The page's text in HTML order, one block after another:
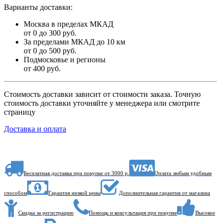
Варианты доставки:
Москва в пределах МКАД
от 0 до 300 руб.
За пределами МКАД до 10 км
от 0 до 500 руб.
Подмосковье и регионы
от 400 руб.
Стоимость доставки зависит от стоимости заказа. Точную
стоимость доставки уточняйте у менеджера или смотрите
страницу
Доставка и оплата
Бесплатная доставка при покупке от 3000 р. Оплата любым удобным
способом Гарантия низкой цены Дополнительная гарантия от магазина
Скидка за регистрацию Помощь и консультация при покупке Высокое